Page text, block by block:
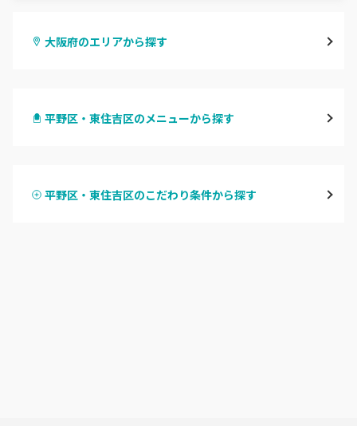
大阪府のエリアから探す
心斎橋・南船場・アメ村
平野区・東住吉区のメニューから探す
ハンドスカルプ
平野区・東住吉区のこだわり条件から探す